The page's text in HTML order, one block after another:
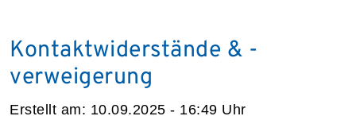
Kontaktwiderstände & -
verweigerung
Erstellt am: 10.09.2025 - 16:49 Uhr